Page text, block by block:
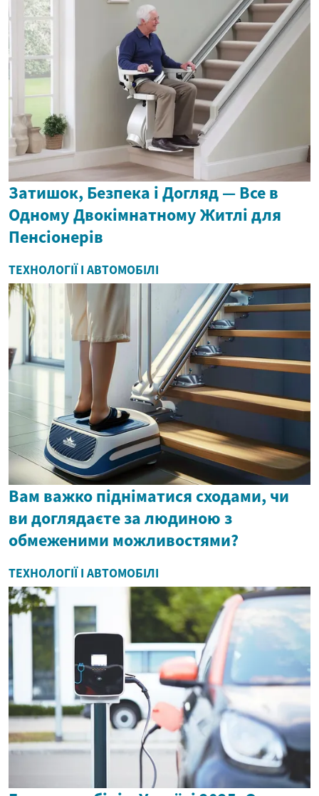
Затишок, Безпека і Догляд — Все в
Одному Двокімнатному Житлі для
Пенсіонерів
ТЕХНОЛОГІЇ І АВТОМОБІЛІ
Вам важко підніматися сходами, чи
ви доглядаєте за людиною з
обмеженими можливостями?
ТЕХНОЛОГІЇ І АВТОМОБІЛІ